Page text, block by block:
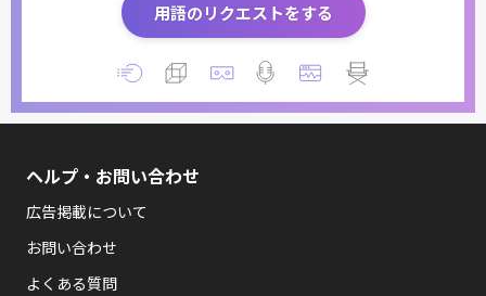
用語のリクエストをする
ヘルプ・お問い合わせ
広告掲載について
お問い合わせ
よくある質問